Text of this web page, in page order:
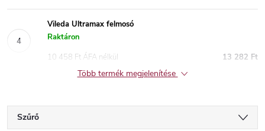
Vileda Ultramax felmosó
Raktáron
13 282 Ft
10 458 Ft ÁFA nélkül
Több termék megjelenítése
Szűrő